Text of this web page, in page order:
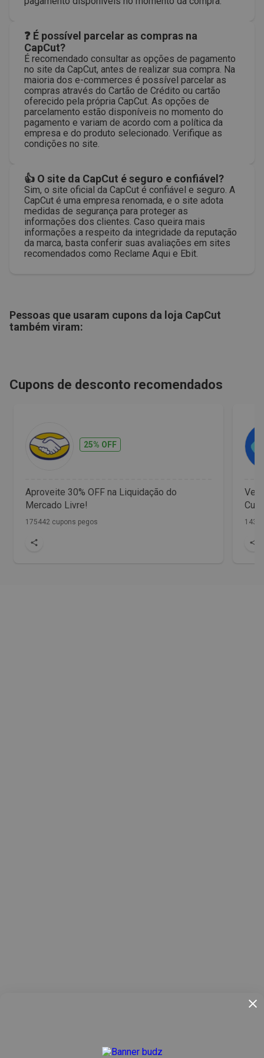
❓ É possível parcelar as compras na
CapCut?
É recomendado consultar as opções de pagamento
no site da CapCut, antes de realizar sua compra. Na
maioria dos e-commerces é possível parcelar as
compras através do Cartão de Crédito ou cartão
oferecido pela própria CapCut. As opções de
parcelamento estão disponíveis no momento do
pagamento e variam de acordo com a política da
empresa e do produto selecionado. Verifique as
condições no site.
👍 O site da CapCut é seguro e confiável?
Sim, o site oficial da CapCut é confiável e seguro. A
CapCut é uma empresa renomada, e o site adota
medidas de segurança para proteger as
informações dos clientes. Caso queira mais
informações a respeito da integridade da reputação
da marca, basta conferir suas avaliações em sites
recomendados como Reclame Aqui e Ebit.
Pessoas que usaram cupons da loja CapCut
também viram:
Cupons de desconto recomendados
25% OFF
Aproveite 30% OFF na Liquidação do
Mercado Livre!
175442 cupons pegos
Vet
1436